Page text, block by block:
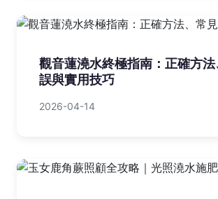
觀音蓮澆水終極指南：正確方
誤與實用技巧
2026-04-14